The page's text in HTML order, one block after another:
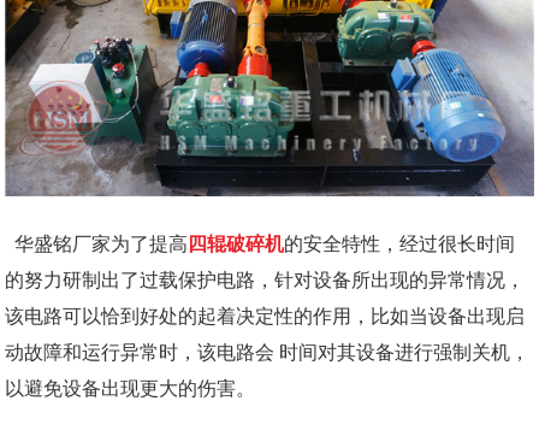
华盛铭厂家为了提高 四辊破碎机的安全特性，经过很长时间
的努力研制出了过载保护电路，针对设备所出现的异常情况，
该电路可以恰到好处的起着决定性的作用，比如当设备出现启
动故障和运行异常时，该电路会 时间对其设备进行强制关机，
以避免设备出现更大的伤害。